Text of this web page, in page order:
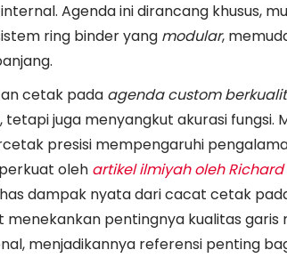
Agenda ini dirancang khusus,
ring binder yang modular,
cetak pada agenda custom
tetapi juga menyangkut akurasi fungsi.
presisi mempengaruhi
oleh artikel ilmiyah oleh Richard
dampak nyata dari cacat cetak
menekankan pentingnya kualitas
menjadikannya referensi penting